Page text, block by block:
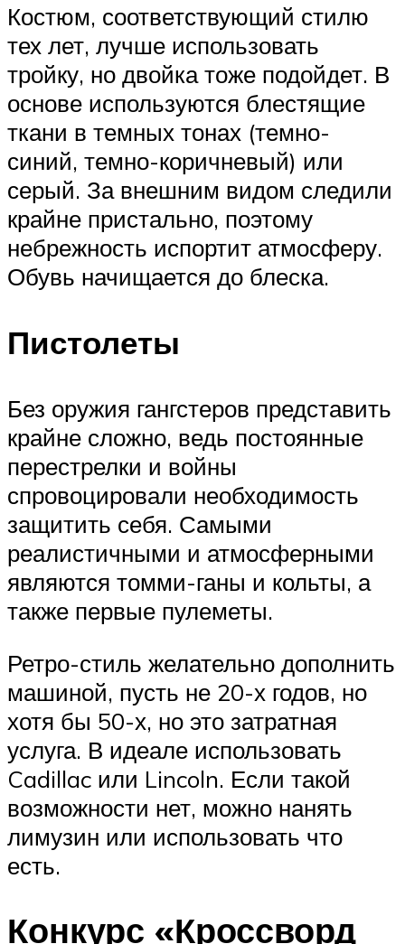
Костюм, соответствующий стилю
тех лет, лучше использовать
тройку, но двойка тоже подойдет. В
основе используются блестящие
ткани в темных тонах (темно-
синий, темно-коричневый) или
серый. За внешним видом следили
крайне пристально, поэтому
небрежность испортит атмосферу.
Обувь начищается до блеска.
Пистолеты
Без оружия гангстеров представить
крайне сложно, ведь постоянные
перестрелки и войны
спровоцировали необходимость
защитить себя. Самыми
реалистичными и атмосферными
являются томми-ганы и кольты, а
также первые пулеметы.
Ретро-стиль желательно дополнить
машиной, пусть не 20-х годов, но
хотя бы 50-х, но это затратная
услуга. В идеале использовать
Cadillac или Lincoln. Если такой
возможности нет, можно нанять
лимузин или использовать что
есть.
Конкурс «Кроссворд